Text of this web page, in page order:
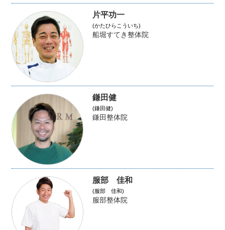
片平功一
(かたひらこういち)
船堀すてき整体院
鎌田健
(鎌田健)
鎌田整体院
服部 佳和
(服部 佳和)
服部整体院